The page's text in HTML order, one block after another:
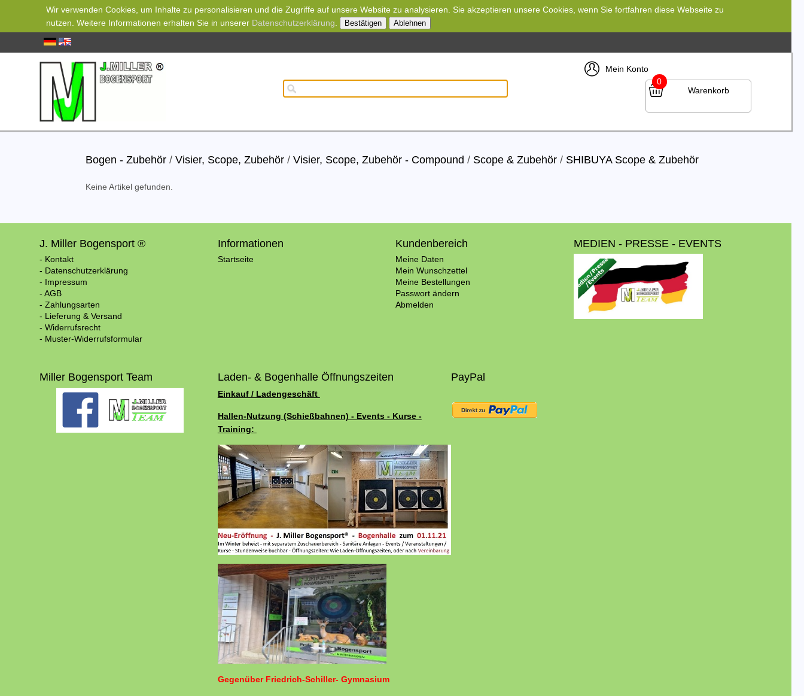
Wir verwenden Cookies, um Inhalte zu personalisieren und die Zugriffe auf unsere Website zu analysieren. Sie akzeptieren unsere Cookies, wenn Sie fortfahren diese Webseite zu
nutzen. Weitere Informationen erhalten Sie in unserer Datenschutzerklärung Bestätigen Ablehnen
Mein Konto
0
Warenkorb
Bogen - Zubehör/ Visier, Scope, Zubehör/ Visier, Scope, Zubehör - Compound / Scope & Zubehör/ SHIBUYA Scope & Zubehör
Keine Artikel gefunden.
J. Miller Bogensport ®
- Kontakt
- Datenschutzerklärung
- Impressum
- AGB
- Zahlungsarten
- Lieferung & Versand
- Widerrufsrecht
- Muster-Widerrufsformular
Informationen
Startseite
Kundenbereich
Meine Daten
Mein Wunschzettel
Meine Bestellungen
Passwort ändern
Abmelden
MEDIEN - PRESSE - EVENTS
Miller Bogensport Team Laden- & Bogenhalle Öffnungszeiten
Einkauf / Ladengeschäft
Hallen-Nutzung (Schießbahnen) - Events - Kurse -
Training:
Gegenüber Friedrich-Schiller- Gymnasium
PayPal